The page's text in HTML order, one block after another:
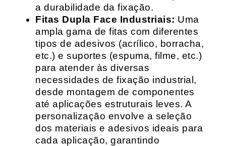
a durabilidade da fixação.
Fitas Dupla Face Industriais: Uma
ampla gama de fitas com diferentes
tipos de adesivos (acrílico, borracha,
etc.) e suportes (espuma, filme, etc.)
para atender às diversas
necessidades de fixação industrial,
desde montagem de componentes
até aplicações estruturais leves. A
personalização envolve a seleção
dos materiais e adesivos ideais para
cada aplicação, garantindo